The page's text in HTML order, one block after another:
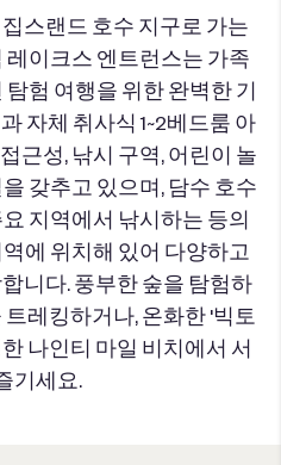
스랜드 호수 지구로 가는
레이크스 엔트런스는 가족
험 여행을 위한 완벽한 기
자체 취사식 1~2베드룸 아
근성, 낚시 구역, 어린이 놀
갖추고 있으며, 담수 호수
지역에서 낚시하는 등의
에 위치해 있어 다양하고
니다. 풍부한 숲을 탐험하
레킹하거나, 온화한 '빅토
나인티 마일 비치에서 서
기세요.